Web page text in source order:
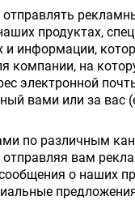
отправлять
продуктах,
и информации,
компании, на
электронной
вами или за вас
по различным
отправляя вам
о наших